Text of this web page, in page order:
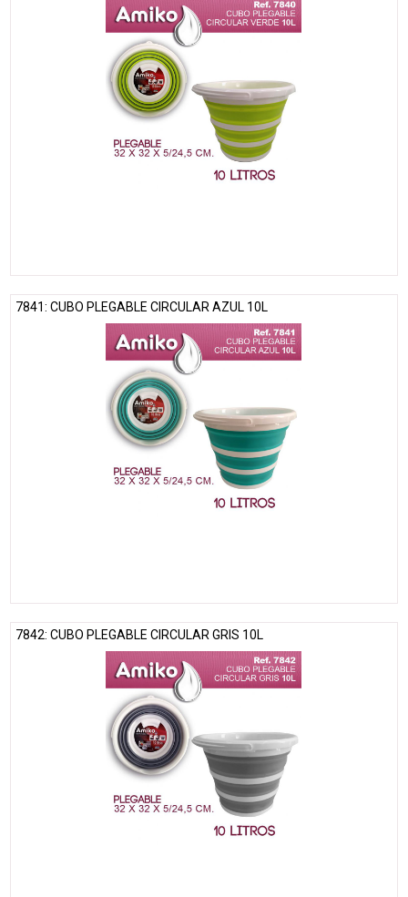
7841: CUBO PLEGABLE CIRCULAR AZUL 10L
7842: CUBO PLEGABLE CIRCULAR GRIS 10L